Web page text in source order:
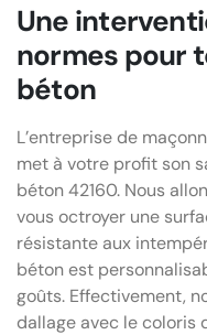
Une
normes pour
béton
L’entreprise de
met à votre profit son
béton 42160. Nous
vous octroyer une
résistante aux
béton est
goûts. Effectivement,
dallage avec le coloris